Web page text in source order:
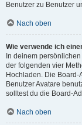
Benutzer zu Benutzer
Nach oben
Wie verwende ich
In deinem
der folgenden vier
Hochladen. Die
Benutzer Avatare
solltest du die Board-
Nach oben